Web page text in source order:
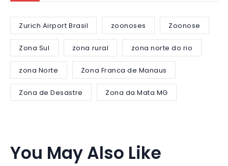
Zurich Airport Brasil zoonoses Zoonose
Zona Sul zona rural zona norte do rio
zona Norte Zona Franca de Manaus
Zona de Desastre Zona da Mata MG
You May Also Like